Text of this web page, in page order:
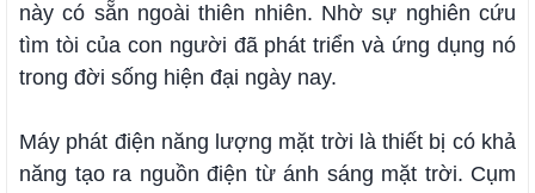
này có sẵn ngoài thiên nhiên. Nhờ sự nghiên cứu
tìm tòi của con người đã phát triển và ứng dụng nó
trong đời sống hiện đại ngày nay.
Máy phát điện năng lượng mặt trời là thiết bị có khả
năng tạo ra nguồn điện từ ánh sáng mặt trời. Cụm